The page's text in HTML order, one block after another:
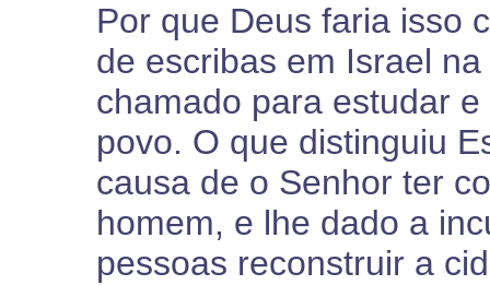
Por que Deus faria isso
de escribas em Israel
chamado para estudar
povo. O que distinguiu
causa de o Senhor ter
homem, e lhe dado a
pessoas reconstruir a